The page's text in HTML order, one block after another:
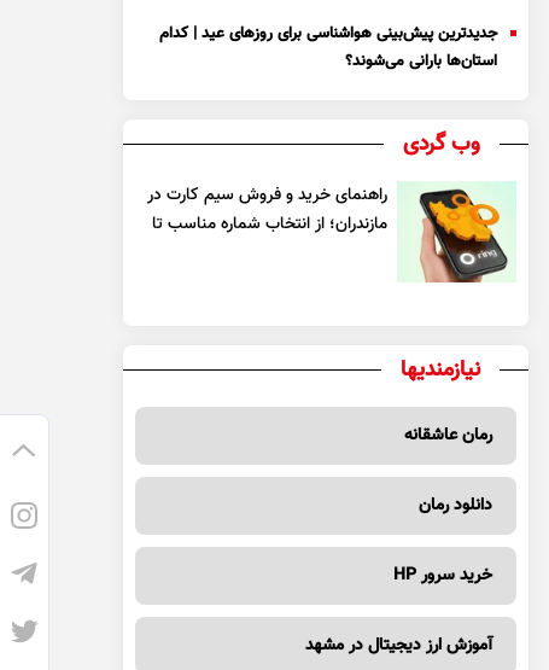
جدیدترین پیش‌بینی هواشناسی برای روزهای عید | کدام
استان‌ها بارانی می‌شوند؟
وب گردی
راهنمای خرید و فروش سیم کارت در
مازندران؛ از انتخاب شماره مناسب تا
نیازمندیها
رمان عاشقانه
دانلود رمان
خرید سرور HP
آموزش ارز دیجیتال در مشهد